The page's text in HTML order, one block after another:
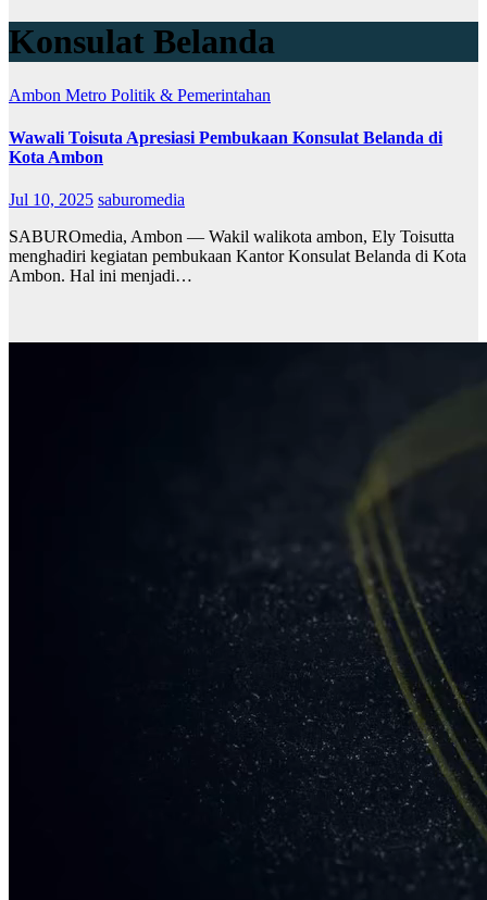
Konsulat Belanda
Ambon Metro Politik & Pemerintahan
Wawali Toisuta Apresiasi Pembukaan Konsulat Belanda di
Kota Ambon
Jul 10, 2025 saburomedia
SABUROmedia, Ambon — Wakil walikota ambon, Ely Toisutta
menghadiri kegiatan pembukaan Kantor Konsulat Belanda di Kota
Ambon. Hal ini menjadi…